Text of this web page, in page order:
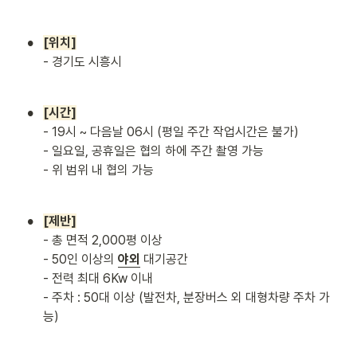
•
- 경기도 시흥시
•
- 19시 ~ 다음날 06시 (평일 주간 작업시간은 불가)
- 일요일, 공휴일은 협의 하에 주간 촬영 가능
- 위 범위 내 협의 가능
•
[제반]
- 총 면적 2,000평 이상
- 50인 이상의 야외 대기공간
- 전력 최대 6Kw 이내
- 주차 : 50대 이상 (발전차, 분장버스 외 대형차량 주차 가
능)